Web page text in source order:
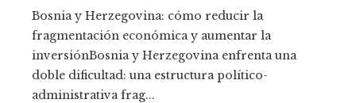
Bosnia y Herzegovina: cómo reducir la
fragmentación económica y aumentar la
inversiónBosnia y Herzegovina enfrenta una
doble dificultad: una estructura político-
administrativa frag...